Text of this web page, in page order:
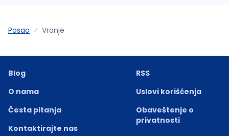
Posao Vranje
Blog
O nama
Česta pitanja
Kontaktirajte nas
RSS
Uslovi korišćenja
Obaveštenje o
privatnosti